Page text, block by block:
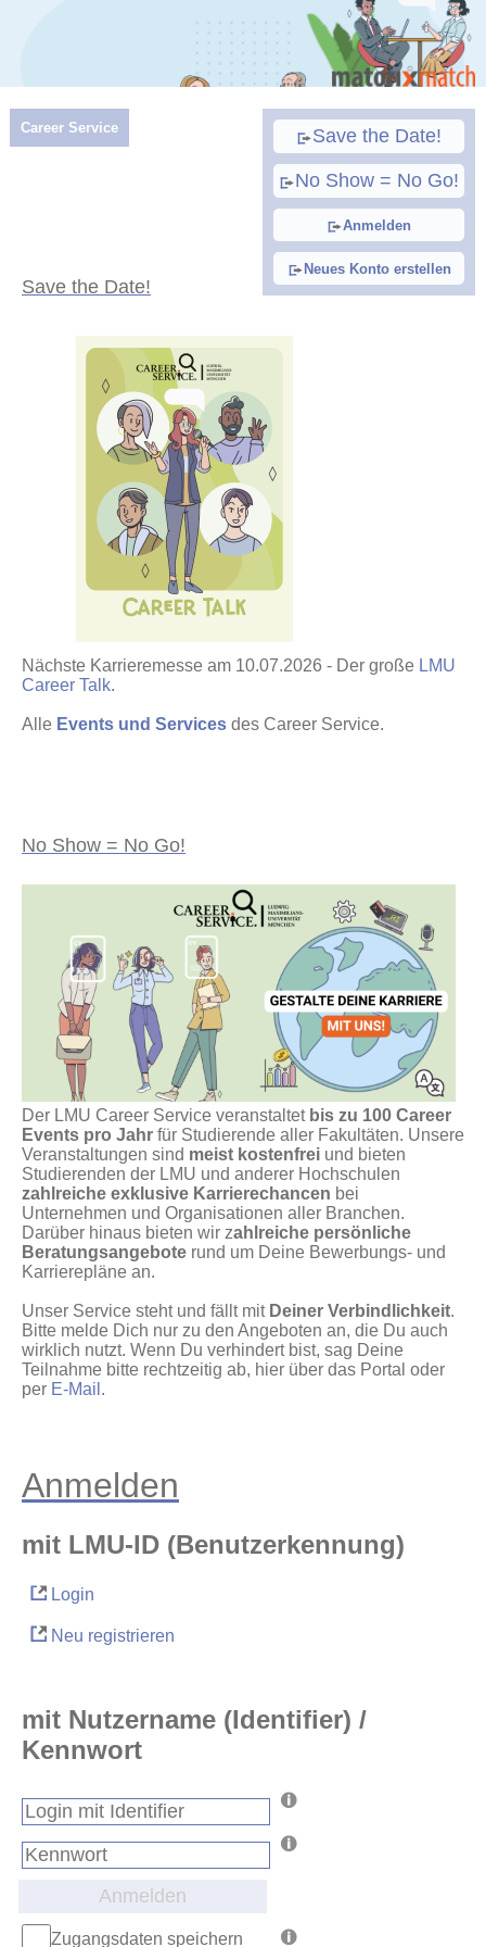
Save the Date!
No Show = No Go!
Anmelden
Neues Konto erstellen
Career Service
Save the Date!
Nächste Karrieremesse am 10.07.2026 - Der große LMU
Career Talk.
Alle Events und Services des Career Service.
No Show = No Go!
Der LMU Career Service veranstaltet bis zu 100 Career
Events pro Jahr für Studierende aller Fakultäten. Unsere
Veranstaltungen sind meist kostenfrei und bieten
Studierenden der LMU und anderer Hochschulen
zahlreiche exklusive Karrierechancen bei
Unternehmen und Organisationen aller Branchen.
Darüber hinaus bieten wir zahlreiche persönliche
Beratungsangebote rund um Deine Bewerbungs- und
Karrierepläne an.
Unser Service steht und fällt mit Deiner Verbindlichkeit.
Bitte melde Dich nur zu den Angeboten an, die Du auch
wirklich nutzt. Wenn Du verhindert bist, sag Deine
Teilnahme bitte rechtzeitig ab, hier über das Portal oder
per E-Mail .
Anmelden
mit LMU-ID (Benutzerkennung)
Login
Neu registrieren
mit Nutzername (Identifier) /
Kennwort
Anmelden
Zugangsdaten speichern